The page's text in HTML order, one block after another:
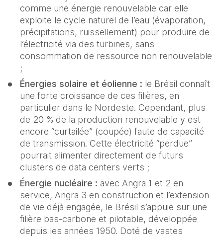
comme une énergie renouvelable car elle
exploite le cycle naturel de l’eau (évaporation,
précipitations, ruissellement) pour produire de
l’électricité via des turbines, sans
consommation de ressource non renouvelable
;
Énergies solaire et éolienne : le Brésil connaît
une forte croissance de ces filières, en
particulier dans le Nordeste. Cependant, plus
de 20 % de la production renouvelable y est
encore “curtailée” (coupée) faute de capacité
de transmission. Cette électricité “perdue”
pourrait alimenter directement de futurs
clusters de data centers verts ;
Énergie nucléaire : avec Angra 1 et 2 en
service, Angra 3 en construction et l’extension
de vie déjà engagée, le Brésil s’appuie sur une
filière bas-carbone et pilotable, développée
depuis les années 1950. Doté de vastes